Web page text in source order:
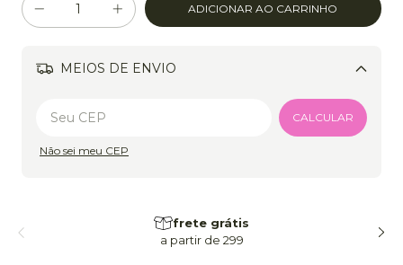
MEIOS DE ENVIO
Alterar CEP
CALCULAR
Não sei meu CEP
frete grátis
a partir de 299